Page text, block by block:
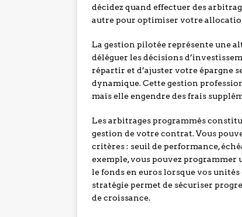
décidez quand effectuer des
autre pour optimiser votre
La gestion pilotée représente une
déléguer les décisions
répartir et d’ajuster votre épargne
dynamique. Cette gestion
mais elle engendre des frais
Les arbitrages programmés
gestion de votre contrat. Vous
critères : seuil de performance,
exemple, vous pouvez
le fonds en euros lorsque vos
stratégie permet de sécuriser
de croissance.